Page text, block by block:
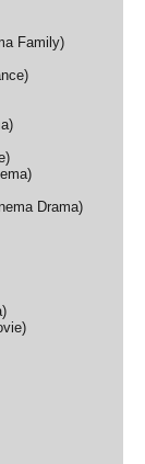
Family)
)
)
)
)
Drama)
)
)